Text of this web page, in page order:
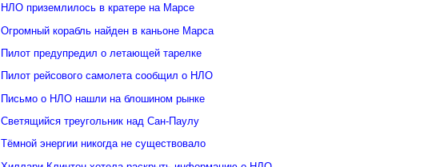
НЛО приземлилось в кратере на Марсе
Огромный корабль найден в каньоне Марса
Пилот предупредил о летающей тарелке
Пилот рейсового самолета сообщил о НЛО
Письмо о НЛО нашли на блошином рынке
Светящийся треугольник над Сан-Паулу
Тёмной энергии никогда не существовало